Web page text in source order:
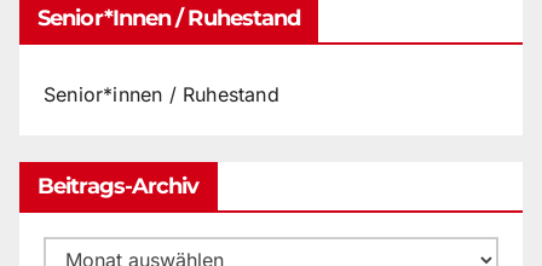
Senior*innen / Ruhestand
Senior*innen / Ruhestand
Beitrags-Archiv
Beitrags-